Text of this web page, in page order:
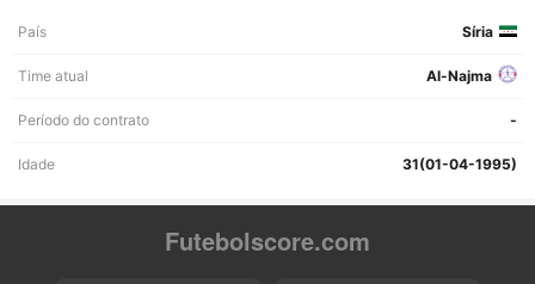
País Síria
Time atual Al-Najma
Período do contrato -
Idade 31(01-04-1995)
Futebolscore.com